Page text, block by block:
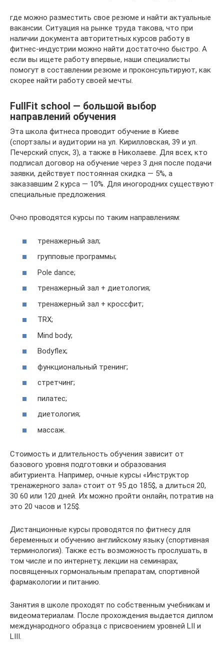
где можно разместить свое резюме и найти актуальные
вакансии. Ситуация на рынке труда такова, что при
наличии документа авторитетных курсов работу в
фитнес-индустрии можно найти достаточно быстро. А
если вы ищете работу впервые, наши специалисты
помогут в составлении резюме и проконсультируют, как
скорее найти работу своей мечты.
FullFit school — большой выбор
направлений обучения
Эта школа фитнеса проводит обучение в Киеве
(спортзалы и аудитории на ул. Кирилловская, 39 и ул.
Печерский спуск, 3), а также в Николаеве. Для всех, кто
подписал договор на обучение через 3 дня после подачи
заявки, действует постоянная скидка — 5%, а
заказавшим 2 курса — 10%. Для иногородних существуют
специальные предложения.
Очно проводятся курсы по таким направлениям:
тренажерный зал;
групповые программы;
Pole dance;
тренажерный зал + диетология;
тренажерный зал + кроссфит;
TRX;
Mind body;
Bodyflex;
функциональный тренинг;
стретчинг;
пилатес;
диетология;
массаж.
Стоимость и длительность обучения зависит от
базового уровня подготовки и образования
абитуриента. Например, очные курсы «Инструктор
тренажерного зала» стоит от 95 до 185$, а длиться 20,
30 60 или 120 дней. Их можно пройти онлайн, потратив на
это 20 часов и 125$.
Дистанционные курсы проводятся по фитнесу для
беременных и обучению английскому языку (спортивная
терминология). Также есть возможность прослушать, в
том числе и по интернету, лекции на семинарах,
посвященных гормональным препаратам, спортивной
фармакологии и питанию.
Занятия в школе проходят по собственным учебникам и
видеоматериалам. После прохождения выдается диплом
международного образца с присвоением уровней LII и
LIII.